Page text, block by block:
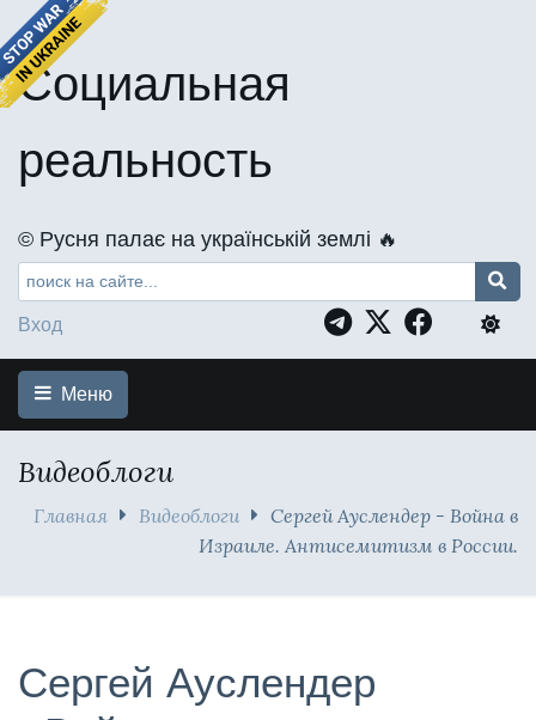
Социальная
реальность
©️ Русня палає на українській землі 🔥
Вход
Меню
Видеоблоги
Главная Видеоблоги
Сергей Ауслендер - Война в
Израиле. Антисемитизм в России.
Сергей Ауслендер